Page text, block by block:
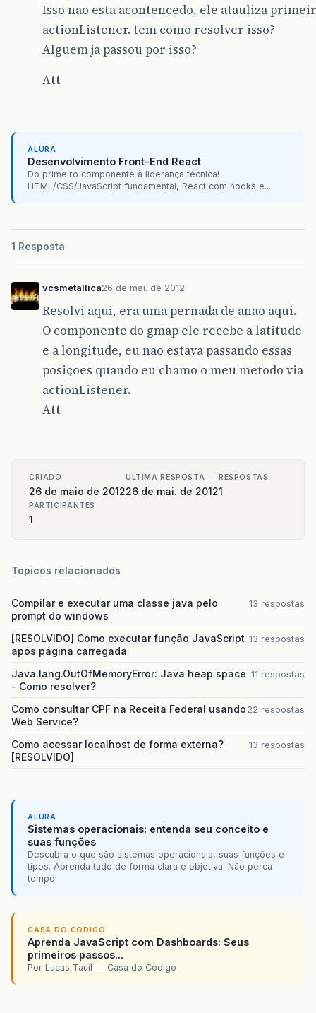
Isso nao esta acontencedo, ele atauliza
actionListener. tem como resolver isso?
Alguem ja passou por isso?
Att
ALURA
Desenvolvimento Front-End React
Do primeiro componente à liderança técnica!
HTML/CSS/JavaScript fundamental, React com hooks e...
1 Resposta
vcsmetallica26 de mai. de 2012
Resolvi aqui, era uma pernada de anao aqui.
O componente do gmap ele recebe a latitude
e a longitude, eu nao estava passando essas
posiçoes quando eu chamo o meu metodo via
actionListener.
Att
CRIADO
26 de maio de 2012
ULTIMA RESPOSTA
26 de mai. de 2012
RESPOSTAS
1
PARTICIPANTES
1
Topicos relacionados
Compilar e executar uma classe java pelo
prompt do windows
13 respostas
[RESOLVIDO] Como executar função JavaScript
após página carregada
13 respostas
Java.lang.OutOfMemoryError: Java heap space
- Como resolver?
11 respostas
Como consultar CPF na Receita Federal usando
Web Service?
22 respostas
Como acessar localhost de forma externa?
[RESOLVIDO]
13 respostas
ALURA
Sistemas operacionais: entenda seu conceito e
suas funções
Descubra o que são sistemas operacionais, suas funções e
tipos. Aprenda tudo de forma clara e objetiva. Não perca
tempo!
CASA DO CODIGO
Aprenda JavaScript com Dashboards: Seus
primeiros passos...
Por Lucas Tauil — Casa do Codigo